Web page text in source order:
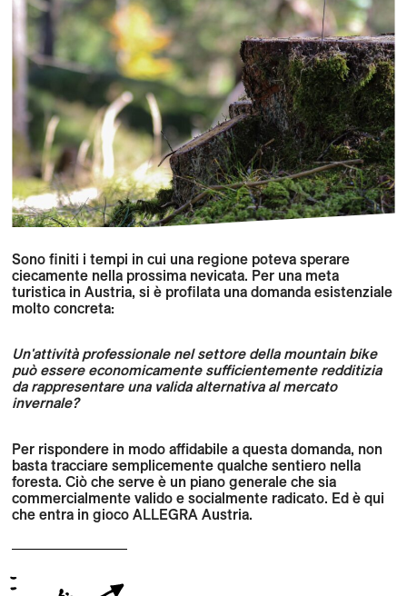
Sono finiti i tempi in cui una regione poteva sperare
ciecamente nella prossima nevicata. Per una meta
turistica in Austria, si è profilata una domanda esistenziale
molto concreta:
Un'attività professionale nel settore della mountain bike
può essere economicamente sufficientemente redditizia
da rappresentare una valida alternativa al mercato
invernale?
Per rispondere in modo affidabile a questa domanda, non
basta tracciare semplicemente qualche sentiero nella
foresta. Ciò che serve è un piano generale che sia
commercialmente valido e socialmente radicato. Ed è qui
che entra in gioco ALLEGRA Austria.